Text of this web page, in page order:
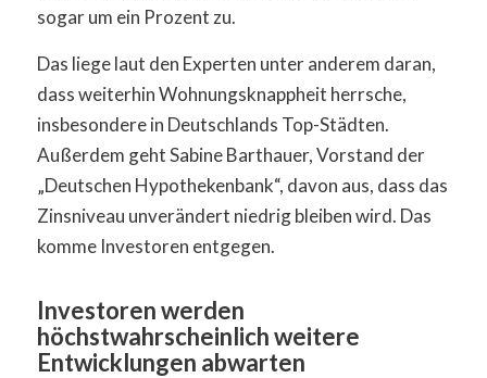
sogar um ein Prozent zu.
Das liege laut den Experten unter anderem daran,
dass weiterhin Wohnungsknappheit herrsche,
insbesondere in Deutschlands Top-Städten.
Außerdem geht Sabine Barthauer, Vorstand der
„Deutschen Hypothekenbank“, davon aus, dass das
Zinsniveau unverändert niedrig bleiben wird. Das
komme Investoren entgegen.
Investoren werden
höchstwahrscheinlich weitere
Entwicklungen abwarten